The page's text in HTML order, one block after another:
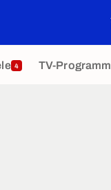
4 TV-Programm